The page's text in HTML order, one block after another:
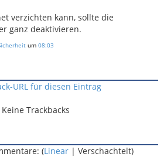
verzichten kann, sollte die
ganz deaktivieren.
um 08:03
URL für diesen Eintrag
Keine Trackbacks
(Linear| Verschachtelt)